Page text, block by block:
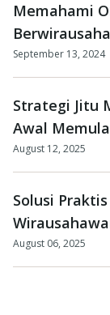
Memahami
Berwirausaha
September 13, 2024
Strategi Jitu
Awal
August 12, 2025
Solusi
August 06, 2025